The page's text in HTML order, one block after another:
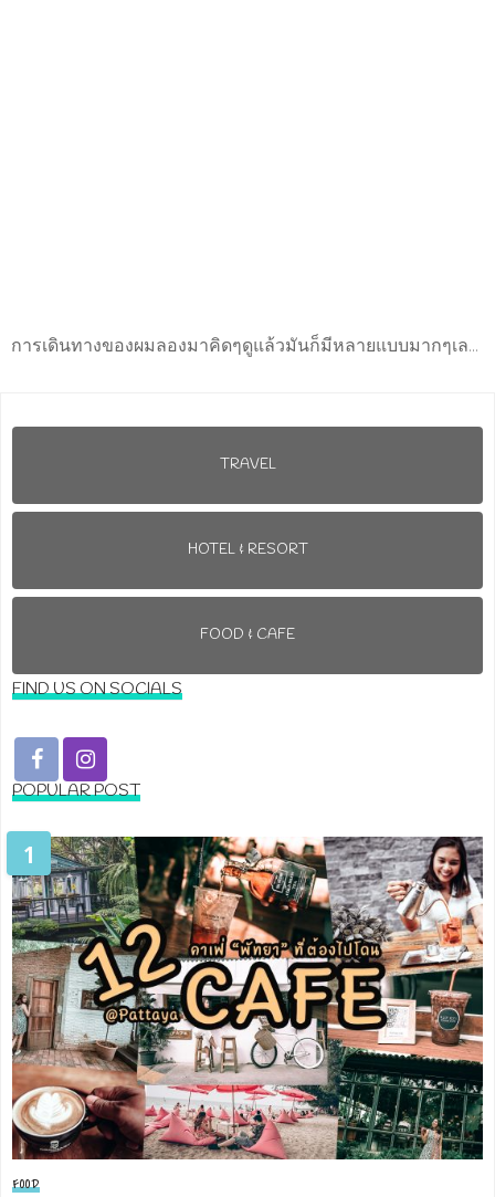
การเดินทางของผมลองมาคิดๆดูแล้วมันก็มีหลายแบบมากๆเล...
TRAVEL
HOTEL & RESORT
FOOD & CAFE
FIND US ON SOCIALS
POPULAR POST
1
FOOD